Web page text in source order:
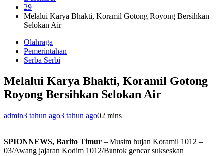
29
Melalui Karya Bhakti, Koramil Gotong Royong Bersihkan
Selokan Air
Olahraga
Pemerintahan
Serba Serbi
Melalui Karya Bhakti, Koramil Gotong
Royong Bersihkan Selokan Air
admin3 tahun ago3 tahun ago02 mins
SPIONNEWS, Barito Timur – Musim hujan Koramil 1012 –
03/Awang jajaran Kodim 1012/Buntok gencar sukseskan